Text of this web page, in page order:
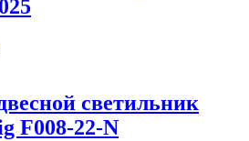
светильник
F008-22-N